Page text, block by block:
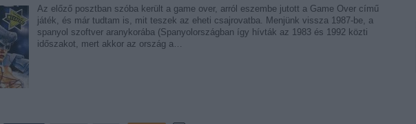
Az előző posztban szóba került a game over, arról eszembe jutott a Game Over című
játék, és már tudtam is, mit teszek az eheti csajrovatba. Menjünk vissza 1987-be, a
spanyol szoftver aranykorába (Spanyolországban így hívták az 1983 és 1992 közti
időszakot, mert akkor az ország a…